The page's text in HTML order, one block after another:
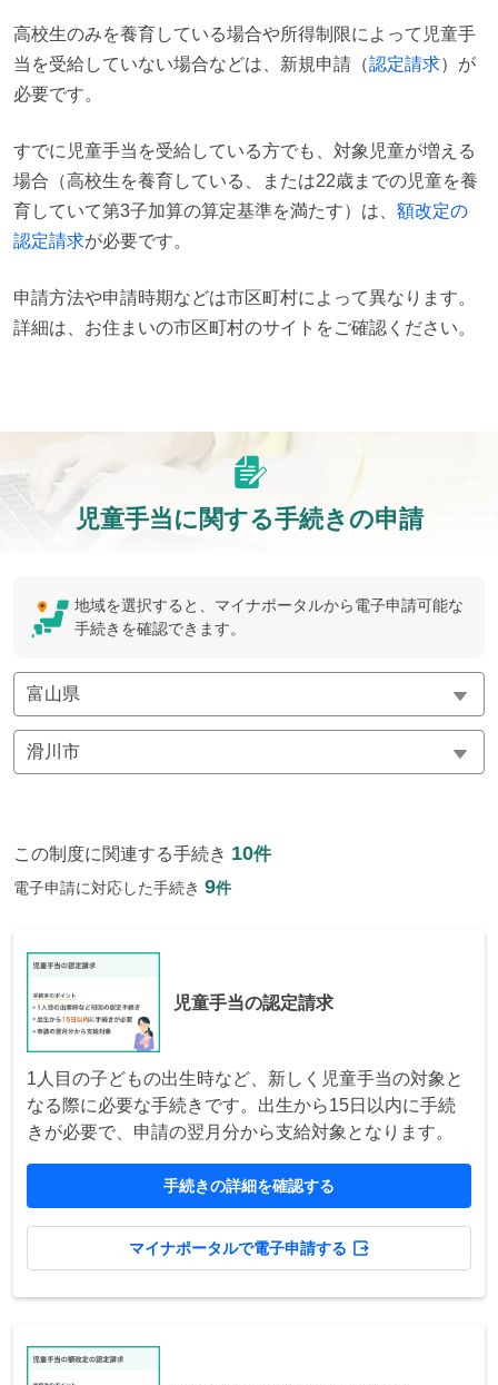
高校生のみを養育している場合や所得制限によって児童手
当を受給していない場合などは、新規申請（認定請求）が
必要です。
すでに児童手当を受給している方でも、対象児童が増える
場合（高校生を養育している、または22歳までの児童を養
育していて第3子加算の算定基準を満たす）は、 額改定の
認定請求が必要です。
申請方法や申請時期などは市区町村によって異なります。
詳細は、お住まいの市区町村のサイトをご確認ください。
児童手当に関する手続きの申請
地域を選択すると、マイナポータルから電子申請可能な
手続きを確認できます。
この制度に関連する手続き 10件
電子申請に対応した手続き 9件
児童手当の認定請求
1人目の子どもの出生時など、新しく児童手当の対象と
なる際に必要な手続きです。出生から15日以内に手続
きが必要で、申請の翌月分から支給対象となります。
手続きの詳細を確認する
マイナポータルで電子申請する